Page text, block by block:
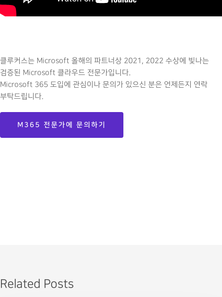
클루커스는 Microsoft 올해의 파트너상 2021, 2022 수상에 빛나는
검증된 Microsoft 클라우드 전문가입니다.
Microsoft 365 도입에 관심이나 문의가 있으신 분은 언제든지 연락
부탁드립니다.
M365 전문가에 문의하기
Related Posts